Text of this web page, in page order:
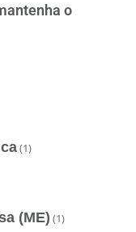
o
(1)
(ME) (1)